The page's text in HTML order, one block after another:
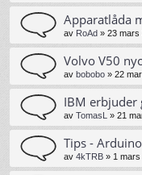
Apparatlåda
av RoAd » 23 mars
Volvo V50
av bobobo » 22
IBM erbjuder
av TomasL » 21
Tips -
av 4kTRB » 1 mars